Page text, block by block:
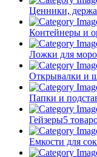
Ценники,
Контейнеры и
Ложки для
Открывалки и
Папки и
Гейзеры5
Емкости для